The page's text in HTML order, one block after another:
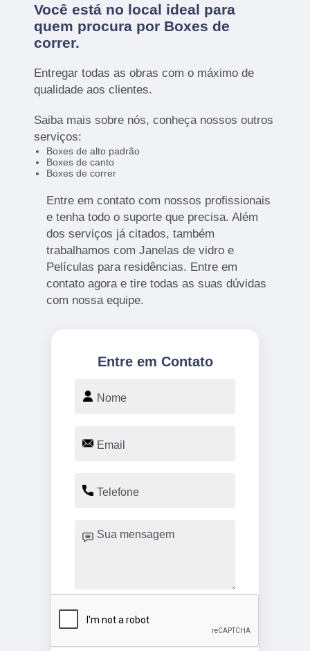
Você está no local ideal para
quem procura por Boxes de
correr.
Entregar todas as obras com o máximo de
qualidade aos clientes.
Saiba mais sobre nós, conheça nossos outros
serviços:
Boxes de alto padrão
Boxes de canto
Boxes de correr
Entre em contato com nossos profissionais
e tenha todo o suporte que precisa. Além
dos serviços já citados, também
trabalhamos com Janelas de vidro e
Películas para residências. Entre em
contato agora e tire todas as suas dúvidas
com nossa equipe.
Entre em Contato